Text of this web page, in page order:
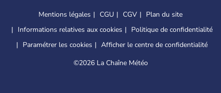
Mentions légales CGU CGV
Plan du site
Informations relatives aux cookies
Politique de confidentialité
Paramétrer les cookies
Afficher le centre de confidentialité
©2026 La Chaîne Météo